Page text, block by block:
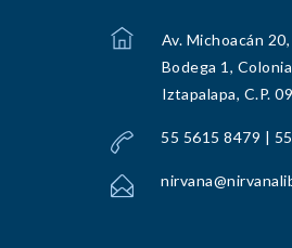
Av. Michoacán
Bodega 1,
Iztapalapa, C.P.
55 5615 8479 |